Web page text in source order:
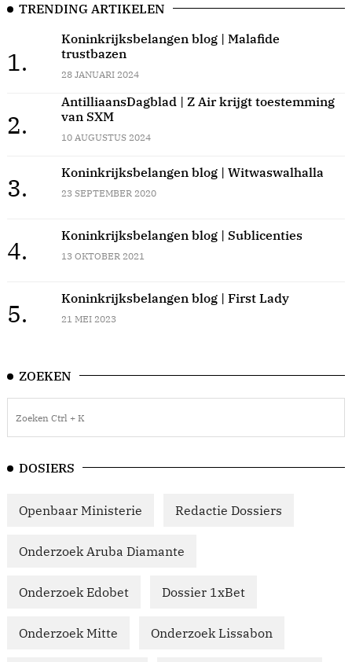
TRENDING ARTIKELEN
1.
Koninkrijksbelangen blog | Malafide
trustbazen
28 JANUARI 2024
2.
AntilliaansDagblad | Z Air krijgt toestemming
van SXM
10 AUGUSTUS 2024
3.
Koninkrijksbelangen blog | Witwaswalhalla
23 SEPTEMBER 2020
4.
Koninkrijksbelangen blog | Sublicenties
13 OKTOBER 2021
5.
Koninkrijksbelangen blog | First Lady
21 MEI 2023
ZOEKEN
DOSIERS
Openbaar Ministerie Redactie Dossiers
Onderzoek Aruba Diamante
Onderzoek Edobet Dossier 1xBet
Onderzoek Mitte Onderzoek Lissabon